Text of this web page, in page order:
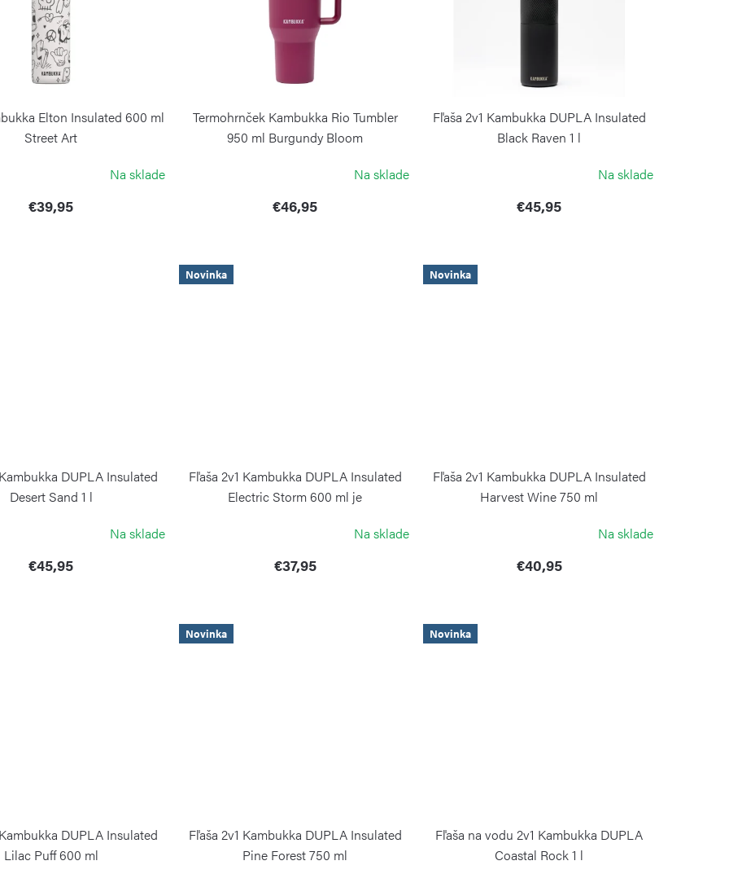
Elton Insulated 600 ml
Street Art
Na sklade
€39,95
Termohrnček Kambukka Rio Tumbler
950 ml Burgundy Bloom
Na sklade
€46,95
Fľaša 2v1 Kambukka DUPLA Insulated
Black Raven 1 l
Na sklade
€45,95
DUPLA Insulated
Desert Sand 1 l
Na sklade
€45,95
Novinka
Fľaša 2v1 Kambukka DUPLA Insulated
Electric Storm 600 ml je
Na sklade
€37,95
Novinka
Fľaša 2v1 Kambukka DUPLA Insulated
Harvest Wine 750 ml
Na sklade
€40,95
DUPLA Insulated
Lilac Puff 600 ml
Novinka
Fľaša 2v1 Kambukka DUPLA Insulated
Pine Forest 750 ml
Novinka
Fľaša na vodu 2v1 Kambukka DUPLA
Coastal Rock 1 l